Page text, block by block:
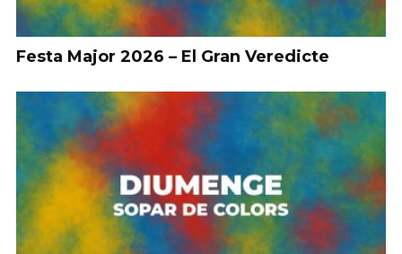
Festa Major 2026 – El Gran Veredicte